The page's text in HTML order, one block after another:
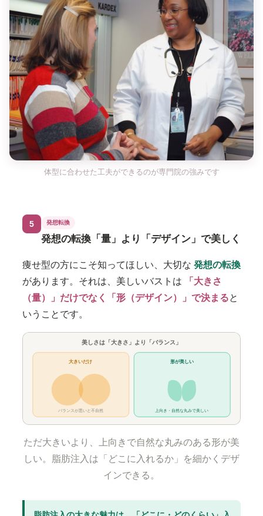
体型に合わせた工夫ができるのが専門院の強みです
5 発想転換
発想の転換「量」より「デザイン」で美しく
痩せ型の方にこそ知ってほしい、大切な 発想の転換
があります。それは、美しいバストは
「大きさ
（量）」だけでなく「形（デザイン）」で決まると
いうことです。
美しさは「大きさ」より「バランス」
大きいだけ
バランスが悪いと不自然
形が美しい
上向き・自然な丸みで美しい
ただ大きいより、上向きで自然な丸みのある形が美
しい。脂肪注入は「どこに入れるか」を細かくデザ
インできる。